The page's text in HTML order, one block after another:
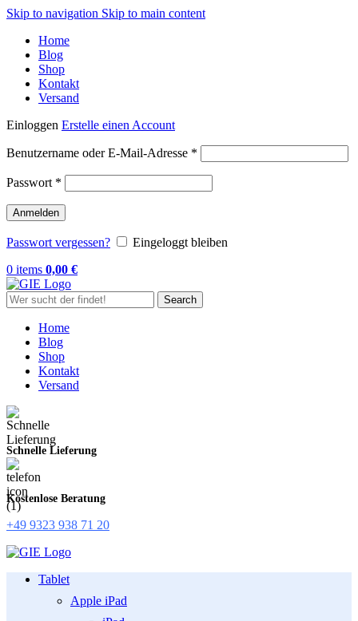
Skip to navigation Skip to main content
Home
Blog
Shop
Kontakt
Versand
Einloggen Erstelle einen Account
Benutzername oder E-Mail-Adresse *
Passwort *
Anmelden
Passwort vergessen?
Eingeloggt bleiben
0 items 0,00 €
Search
Home
Blog
Shop
Kontakt
Versand
Schnelle Lieferung
Kostenlose Beratung
+49 9323 938 71 20
Tablet
Apple iPad